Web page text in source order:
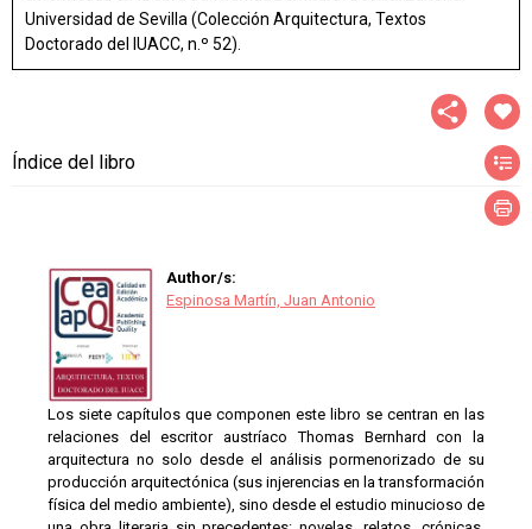
Universidad de Sevilla (Colección Arquitectura, Textos
Doctorado del IUACC, n.º 52).
Índice del libro
Author/s:
Espinosa Martín, Juan Antonio
Los siete capítulos que componen este libro se centran en las
relaciones del escritor austríaco Thomas Bernhard con la
arquitectura no solo desde el análisis pormenorizado de su
producción arquitectónica (sus injerencias en la transformación
física del medio ambiente), sino desde el estudio minucioso de